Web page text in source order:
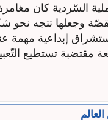
السّردية كان
وجعلها تتجه نحو
إبداعية مهمة
مقتضبة تستطيع